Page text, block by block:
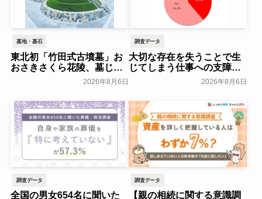
墓地・墓石
東北初「竹田式古墳墓」お
おさきさくら花陵、墓じま
いのご負担を軽減する「墓
じまいアシストプラン」を
開始 ─ 合同永久埋葬（合祀
墓）への改葬がお二人目以
降100,000円（税込）に【株
式会社前方後円墳】～前方
後円墳～
一般公開
2026年8月6日
調査データ
大切な存在を失うことで生
じてしまう仕事への支障
「経験がある」38.8％～ビ
ースタイルグループ～
2026年8月6日
調査データ
全国の男女654名に聞いた
調査データ
【親の相続に関する意識調